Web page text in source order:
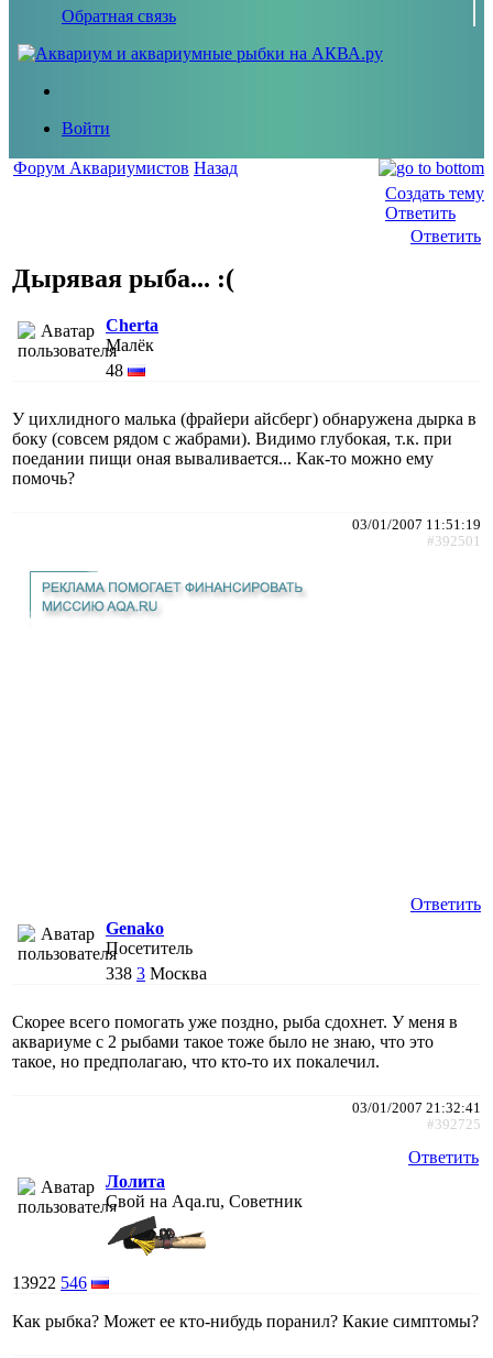
Обратная связь
Войти
Форум Аквариумистов Назад
Создать тему
Ответить
Ответить
Дырявая рыба... :(
Cherta
Малёк
48
У цихлидного малька (фрайери айсберг) обнаружена дырка в
боку (совсем рядом с жабрами). Видимо глубокая, т.к. при
поедании пищи оная вываливается... Как-то можно ему
помочь?
03/01/2007 11:51:19
#392501
Ответить
Genako
Посетитель
338 3 Москва
Скорее всего помогать уже поздно, рыба сдохнет. У меня в
аквариуме с 2 рыбами такое тоже было не знаю, что это
такое, но предполагаю, что кто-то их покалечил.
03/01/2007 21:32:41
#392725
Ответить
Лолита
Свой на Aqa.ru, Советник
13922 546
Как рыбка? Может ее кто-нибудь поранил? Какие симптомы?